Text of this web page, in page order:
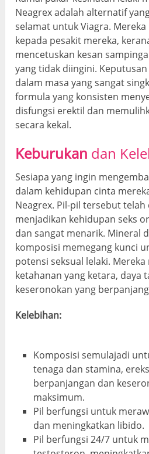
Neagrex adalah alternatif
selamat untuk Viagra.
kepada pesakit mereka,
mencetuskan kesan
yang tidak diingini.
dalam masa yang sangat
formula yang konsisten
disfungsi erektil dan
secara kekal.
Keburukan dan
Sesiapa yang ingin
dalam kehidupan cinta
Neagrex. Pil-pil tersebut
menjadikan kehidupan seks
dan sangat menarik. Mineral
komposisi memegang kunci
potensi seksual lelaki.
ketahanan yang ketara, daya
keseronokan yang
Kelebihan:
Komposisi semulajadi
tenaga dan stamina,
berpanjangan dan
maksimum.
Pil berfungsi untuk
dan meningkatkan libido.
Pil berfungsi 24/7 untuk